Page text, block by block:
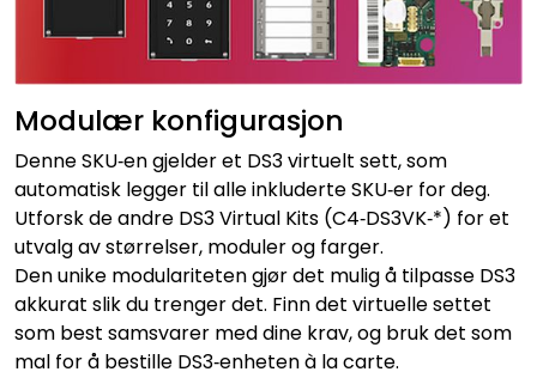
Modulær konfigurasjon
Denne SKU‑en gjelder et DS3 virtuelt sett, som
automatisk legger til alle inkluderte SKU‑er for deg.
Utforsk de andre DS3 Virtual Kits (C4‑DS3VK‑*) for et
utvalg av størrelser, moduler og farger.
Den unike modulariteten gjør det mulig å tilpasse DS3
akkurat slik du trenger det. Finn det virtuelle settet
som best samsvarer med dine krav, og bruk det som
mal for å bestille DS3‑enheten à la carte.